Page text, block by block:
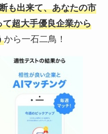
も出来て、あなたの市
超大手優良企業から
から一石二鳥！